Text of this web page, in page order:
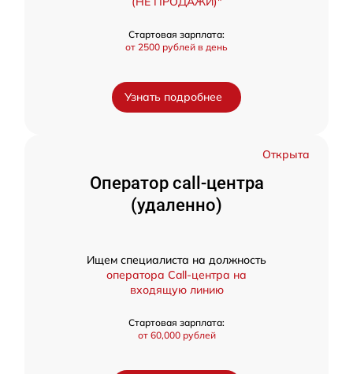
Стартовая зарплата:
от 2500 рублей в день
Узнать подробнее
Открыта
Оператор call-центра
(удаленно)
Ищем специалиста на должность
оператора Call-центра на
входящую линию
Стартовая зарплата:
от 60,000 рублей